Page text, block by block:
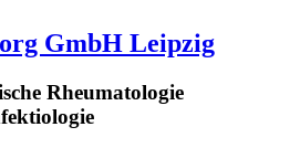
GmbH Leipzig
Rheumatologie